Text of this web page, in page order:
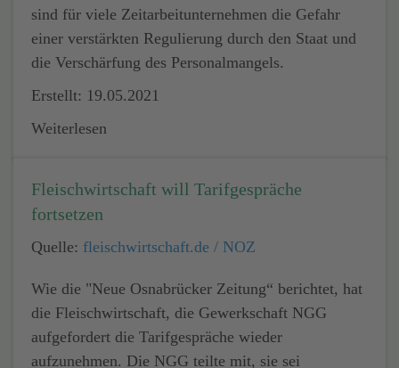
sind für viele Zeitarbeitunternehmen die Gefahr
einer verstärkten Regulierung durch den Staat und
die Verschärfung des Personalmangels.
Erstellt: 19.05.2021
Weiterlesen
Fleischwirtschaft will Tarifgespräche
fortsetzen
Quelle: fleischwirtschaft.de / NOZ
Wie die "Neue Osnabrücker Zeitung“ berichtet, hat
die Fleischwirtschaft, die Gewerkschaft NGG
aufgefordert die Tarifgespräche wieder
aufzunehmen. Die NGG teilte mit, sie sei